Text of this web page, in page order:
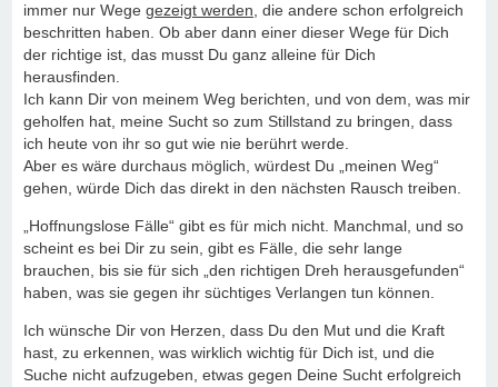
immer nur Wege gezeigt werden , die andere schon erfolgreich
beschritten haben. Ob aber dann einer dieser Wege für Dich
der richtige ist, das musst Du ganz alleine für Dich
herausfinden.
Ich kann Dir von meinem Weg berichten, und von dem, was mir
geholfen hat, meine Sucht so zum Stillstand zu bringen, dass
ich heute von ihr so gut wie nie berührt werde.
Aber es wäre durchaus möglich, würdest Du „meinen Weg“
gehen, würde Dich das direkt in den nächsten Rausch treiben.
„Hoffnungslose Fälle“ gibt es für mich nicht. Manchmal, und so
scheint es bei Dir zu sein, gibt es Fälle, die sehr lange
brauchen, bis sie für sich „den richtigen Dreh herausgefunden“
haben, was sie gegen ihr süchtiges Verlangen tun können.
Ich wünsche Dir von Herzen, dass Du den Mut und die Kraft
hast, zu erkennen, was wirklich wichtig für Dich ist, und die
Suche nicht aufzugeben, etwas gegen Deine Sucht erfolgreich